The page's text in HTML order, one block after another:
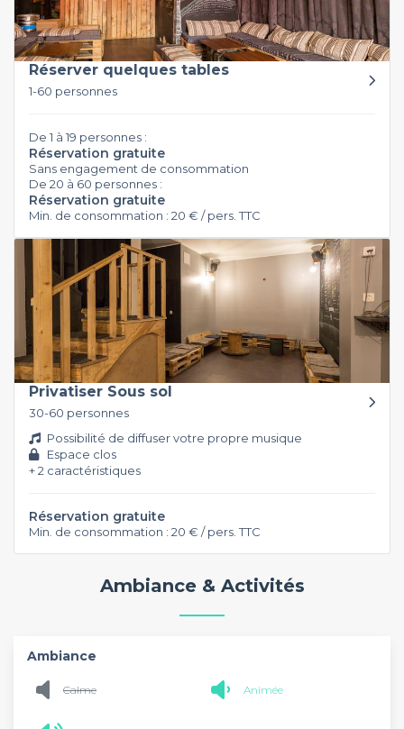
Réserver quelques tables
1-60 personnes
De 1 à 19 personnes :
Réservation gratuite
Sans engagement de consommation
De 20 à 60 personnes :
Réservation gratuite
Min. de consommation : 20 € / pers. TTC
Privatiser Sous sol
30-60 personnes
Possibilité de diffuser votre propre musique
Espace clos
+ 2 caractéristiques
Réservation gratuite
Min. de consommation : 20 € / pers. TTC
Ambiance & Activités
Ambiance
Calme Animée